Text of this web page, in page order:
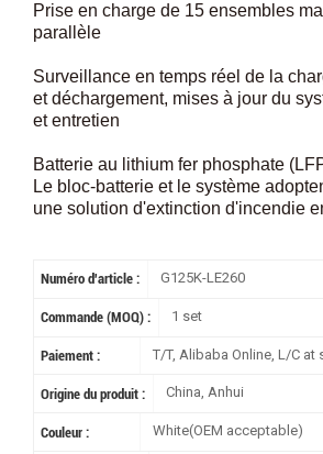
Prise en charge de 15 ensembles
parallèle
Surveillance en temps réel de la
et déchargement, mises à jour du
et entretien
Batterie au lithium fer phosphate
Le bloc-batterie et le système
une solution d'extinction d'incendie
Numéro d'article : G125K-LE260
Commande (MOQ) : 1 set
Paiement : T/T, Alibaba Online, L/C at
Origine du produit : China, Anhui
Couleur : White(OEM acceptable)